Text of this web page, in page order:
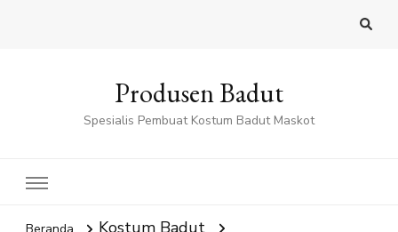
Produsen Badut
Spesialis Pembuat Kostum Badut Maskot